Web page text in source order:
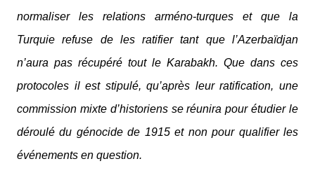
normaliser les relations arméno-turques et que la
Turquie refuse de les ratifier tant que l’Azerbaïdjan
n’aura pas récupéré tout le Karabakh. Que dans ces
protocoles il est stipulé, qu’après leur ratification, une
commission mixte d’historiens se réunira pour étudier le
déroulé du génocide de 1915 et non pour qualifier les
événements en question.